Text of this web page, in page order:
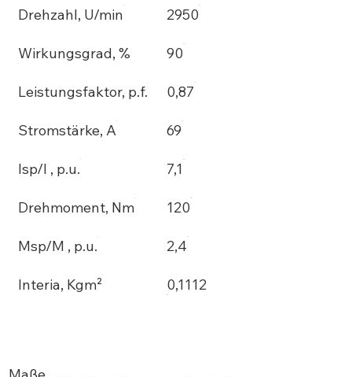
Drehzahl, U/min 2950
Wirkungsgrad, % 90
Leistungsfaktor, p.f. 0,87
Stromstärke, A 69
Isp/I , p.u. 7,1
Drehmoment, Nm 120
Msp/M , p.u. 2,4
Interia, Kgm² 0,1112